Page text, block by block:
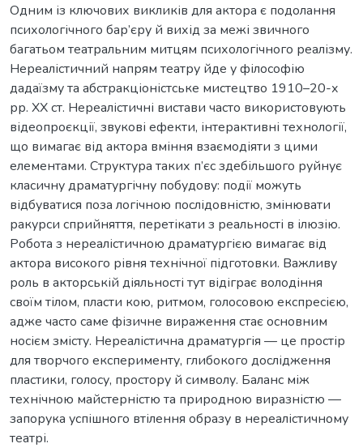
Oдним із ключових викликів для актора є подолання
психологічного бар’єру й вихід за межі звичного
багатьом театральним митцям психологічного реалізму.
Нереалістичний напрям театру йде у філософію
дадаїзму та абстракціоністське мистецтво 1910–20-х
рр. ХХ ст. Нереалістичні вистави часто використовують
відеопроєкції, звукові ефекти, інтерактивні технології,
що вимагає від актора вміння взаємодіяти з цими
елементами. Структура таких п’єс здебільшого руйнує
класичну драматургічну побудову: події можуть
відбуватися поза логічною послідовністю, змінювати
ракурси сприйняття, перетікати з реальності в ілюзію.
Робота з нереалістичною драматургією вимагає від
актора високого рівня технічної підготовки. Важливу
роль в акторській діяльності тут відіграє володіння
своїм тілом, пласти кою, ритмом, голосовою експресією,
адже часто саме фізичне вираження стає основним
носієм змісту. Нереалістична драматургія — це простір
для творчого експерименту, глибокого дослідження
пластики, голосу, простору й символу. Баланс між
технічною майстерністю та природною виразністю —
запорука успішного втілення образу в нереалістичному
театрі.